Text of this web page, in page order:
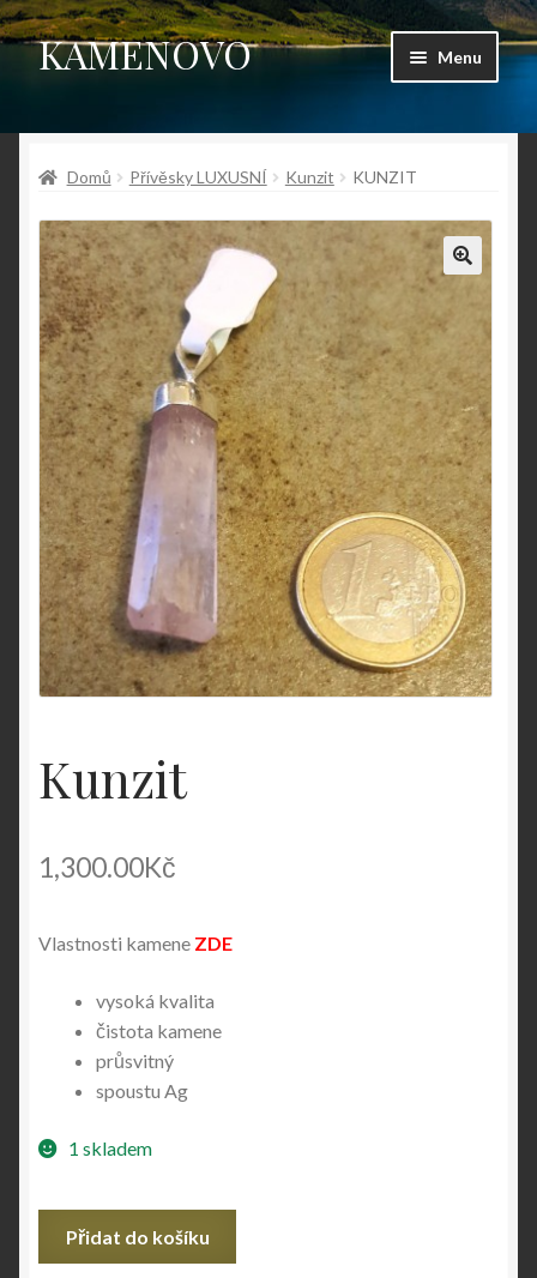
Přeskočit
na
Přejít
k
webu
KAMENOVO Menu
Shop
Můj účet
Košík
Pokladna
Kontakt
Fotogalerie
Domů Přívěsky LUXUSNÍ Kunzit KUNZIT
Kunzit
1,300.00Kč
Vlastnosti kamene ZDE
vysoká kvalita
čistota kamene
průsvitný
spoustu Ag
1 skladem
Kunzit
Přidat do košíku